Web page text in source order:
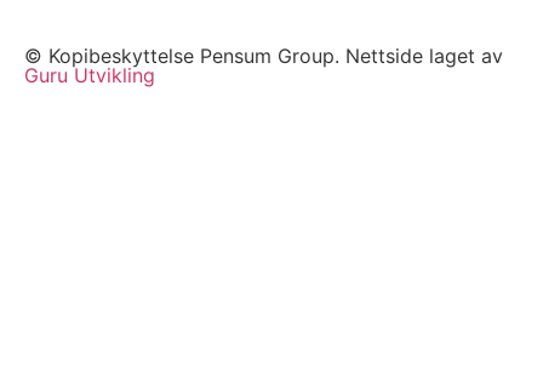
© Kopibeskyttelse Pensum Group. Nettside laget av
Guru Utvikling